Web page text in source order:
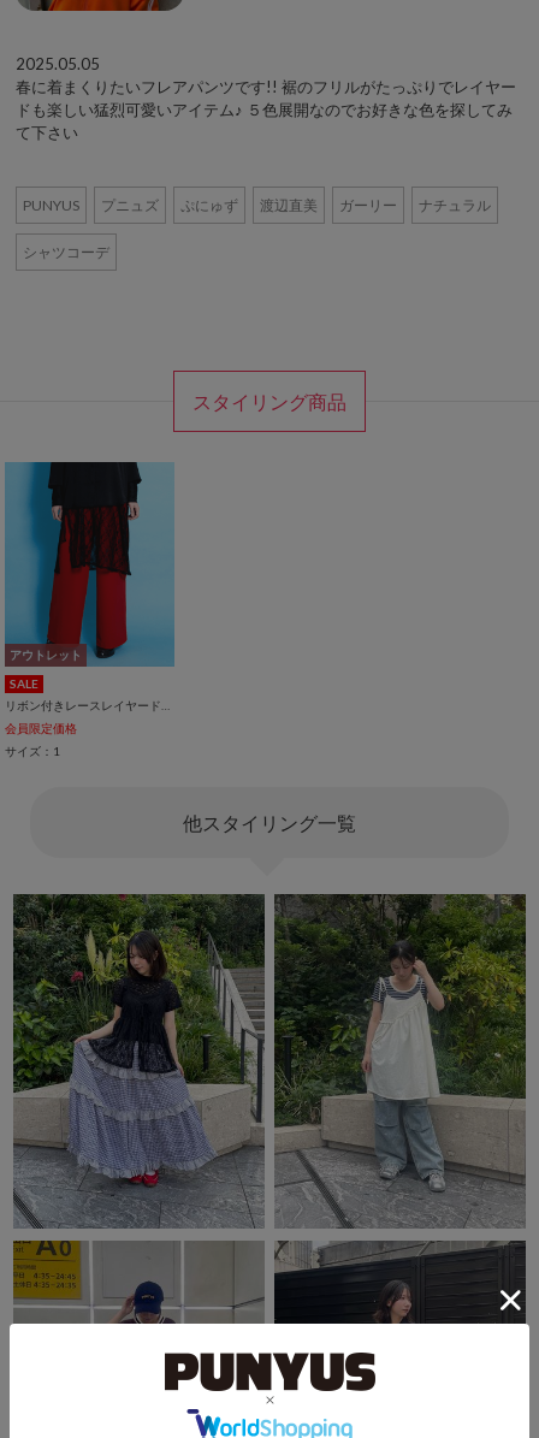
2025.05.05
春に着まくりたいフレアパンツです!! 裾のフリルがたっぷりでレイヤー
ドも楽しい猛烈可愛いアイテム♪ ５色展開なのでお好きな色を探してみ
て下さい
PUNYUS プニュズ ぷにゅず 渡辺直美 ガーリー ナチュラル
シャツコーデ
スタイリング商品
アウトレット
SALE
会員限定価格
サイズ：1
他スタイリング一覧